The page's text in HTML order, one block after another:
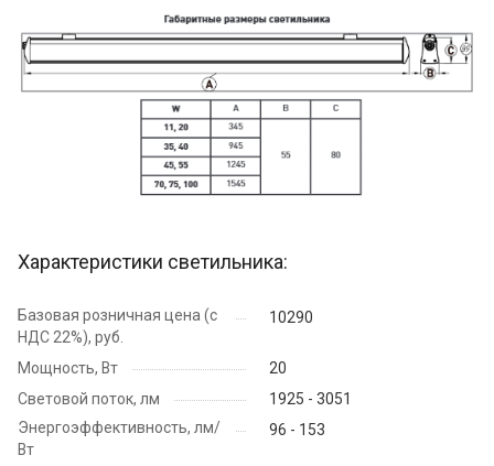
Характеристики светильника:
Базовая розничная цена (с
НДС 22%), руб.
10290
Мощность, Вт
20
Световой поток, лм
1925 - 3051
Энергоэффективность, лм/
Вт
96 - 153